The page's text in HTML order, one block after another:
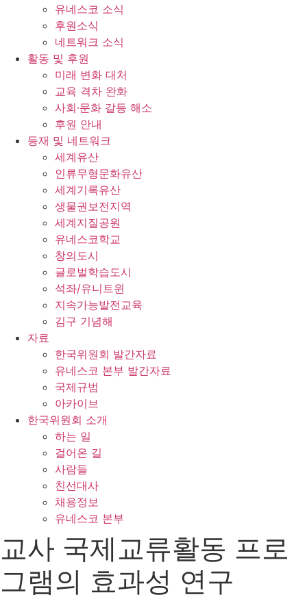
유네스코 소식
후원소식
네트워크 소식
활동 및 후원
미래 변화 대처
교육 격차 완화
사회∙문화 갈등 해소
후원 안내
등재 및 네트워크
세계유산
인류무형문화유산
세계기록유산
생물권보전지역
세계지질공원
유네스코학교
창의도시
글로벌학습도시
석좌/유니트윈
지속가능발전교육
김구 기념해
자료
한국위원회 발간자료
유네스코 본부 발간자료
국제규범
아카이브
한국위원회 소개
하는 일
걸어온 길
사람들
친선대사
채용정보
유네스코 본부
교사 국제교류활동 프로
그램의 효과성 연구